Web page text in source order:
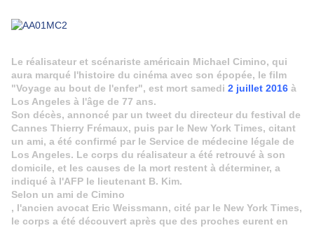
Le réalisateur et scénariste américain Michael Cimino, qui
aura marqué l'histoire du cinéma avec son épopée, le film
"Voyage au bout de l'enfer", est mort samedi 2 juillet 2016 à
Los Angeles à l'âge de 77 ans.
Son décès, annoncé par un tweet du directeur du festival de
Cannes Thierry Frémaux, puis par le New York Times, citant
un ami, a été confirmé par le Service de médecine légale de
Los Angeles. Le corps du réalisateur a été retrouvé à son
domicile, et les causes de la mort restent à déterminer, a
indiqué à l'AFP le lieutenant B. Kim.
Selon un ami de Cimino
, l'ancien avocat Eric Weissmann, cité par le New York Times,
le corps a été découvert après que des proches eurent en